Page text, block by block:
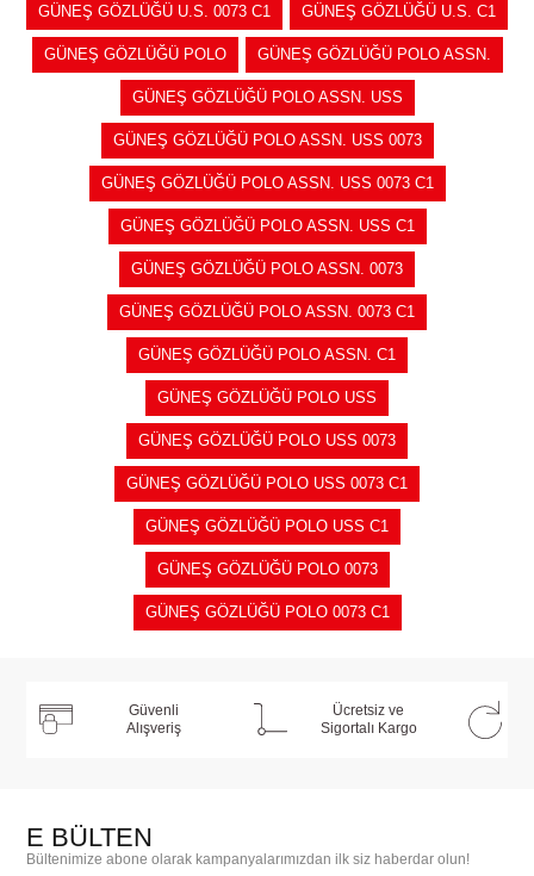
GÜNEŞ GÖZLÜĞÜ U.S. 0073 C1 GÜNEŞ GÖZLÜĞÜ U.S. C1
GÜNEŞ GÖZLÜĞÜ POLO GÜNEŞ GÖZLÜĞÜ POLO ASSN.
GÜNEŞ GÖZLÜĞÜ POLO ASSN. USS
GÜNEŞ GÖZLÜĞÜ POLO ASSN. USS 0073
GÜNEŞ GÖZLÜĞÜ POLO ASSN. USS 0073 C1
GÜNEŞ GÖZLÜĞÜ POLO ASSN. USS C1
GÜNEŞ GÖZLÜĞÜ POLO ASSN. 0073
GÜNEŞ GÖZLÜĞÜ POLO ASSN. 0073 C1
GÜNEŞ GÖZLÜĞÜ POLO ASSN. C1
GÜNEŞ GÖZLÜĞÜ POLO USS
GÜNEŞ GÖZLÜĞÜ POLO USS 0073
GÜNEŞ GÖZLÜĞÜ POLO USS 0073 C1
GÜNEŞ GÖZLÜĞÜ POLO USS C1
GÜNEŞ GÖZLÜĞÜ POLO 0073
GÜNEŞ GÖZLÜĞÜ POLO 0073 C1
Güvenli
Alışveriş
Ücretsiz ve
Sigortalı Kargo
E BÜLTEN
Bültenimize abone olarak kampanyalarımızdan ilk siz haberdar olun!